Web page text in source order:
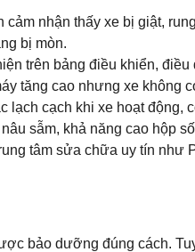
cảm nhận thấy xe bị giật,
bị mòn.
trên bảng điều khiển,
tăng cao nhưng xe không
lạch cạch khi xe hoạt
sẫm, khả năng cao hộp
tâm sửa chữa uy tín
bảo dưỡng đúng cách.